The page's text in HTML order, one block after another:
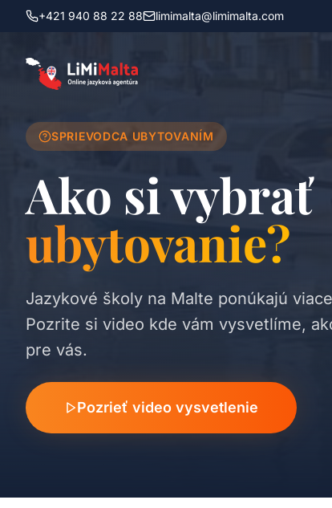
+421 940 88 22 88 limimalta@limimalta.com
SPRIEVODCA UBYTOVANÍM
Ako si vybrať
ubytovanie?
Jazykové školy na Malte ponúkajú
Pozrite si video kde vám vysvetlíme,
pre vás.
Pozrieť video vysvetlenie